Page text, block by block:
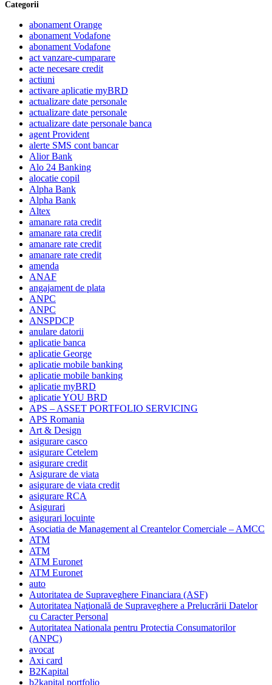
Categorii
abonament Orange
abonament Vodafone
abonament Vodafone
act vanzare-cumparare
acte necesare credit
actiuni
activare aplicatie myBRD
actualizare date personale
actualizare date personale
actualizare date personale banca
agent Provident
alerte SMS cont bancar
Alior Bank
Alo 24 Banking
alocatie copil
Alpha Bank
Alpha Bank
Altex
amanare rata credit
amanare rata credit
amanare rate credit
amanare rate credit
amenda
ANAF
angajament de plata
ANPC
ANPC
ANSPDCP
anulare datorii
aplicatie banca
aplicatie George
aplicatie mobile banking
aplicatie mobile banking
aplicatie myBRD
aplicatie YOU BRD
APS – ASSET PORTFOLIO SERVICING
APS Romania
Art & Design
asigurare casco
asigurare Cetelem
asigurare credit
Asigurare de viata
asigurare de viata credit
asigurare RCA
Asigurari
asigurari locuinte
Asociatia de Management al Creantelor Comerciale – AMCC
ATM
ATM
ATM Euronet
ATM Euronet
auto
Autoritatea de Supraveghere Financiara (ASF)
Autoritatea Naţională de Supraveghere a Prelucrării Datelor
cu Caracter Personal
Autoritatea Nationala pentru Protectia Consumatorilor
(ANPC)
avocat
Axi card
B2Kapital
b2kapital portfolio